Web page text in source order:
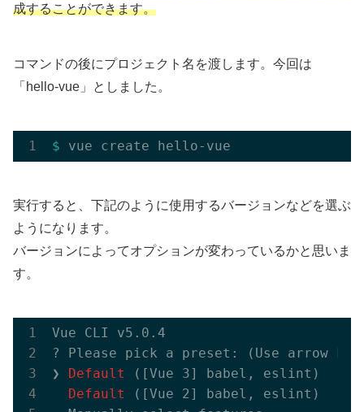
成することができます。
コマンドの後にプロジェクト名を渡します。今回は
「hello-vue」としました。
$
実行すると、下記のように使用するバージョンなどを選ぶ
ようになります。
バージョンによってオプションが変わっているかと思いま
す。
Vue CLI v5.0.4
? Please pick a preset: (Use arrow
❯
Default
([Vue 3] babel, eslint)
Default
([Vue 2] babel, eslint)